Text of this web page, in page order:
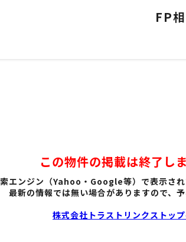
FP
この物件の掲載は終了しま
エンジン（Yahoo・Google等）で表示され
最新の情報では無い場合がありますので、予
株式会社トラストリンクストッ